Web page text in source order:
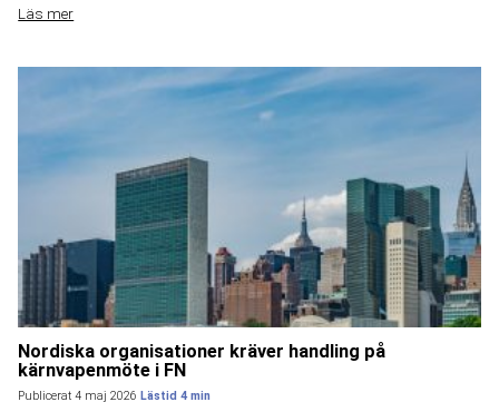
Läs mer
Nordiska organisationer kräver handling på
kärnvapenmöte i FN
Publicerat 4 maj 2026